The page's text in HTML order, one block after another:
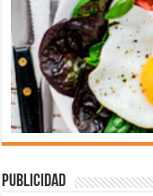
Publicidad